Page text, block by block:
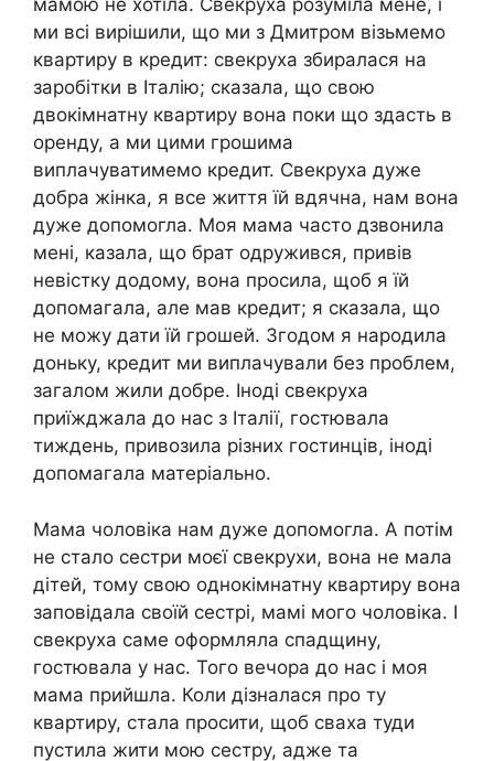
мамою не хотіла. Свекруха розуміла мене, і
ми всі вирішили, що ми з Дмитром візьмемо
квартиру в кредит: свекруха збиралася на
заробітки в Італію; сказала, що свою
двокімнатну квартиру вона поки що здасть в
оренду, а ми цими грошима
виплачуватимемо кредит. Свекруха дуже
добра жінка, я все життя їй вдячна, нам вона
дуже допомогла. Моя мама часто дзвонила
мені, казала, що брат одружився, привів
невістку додому, вона просила, щоб я їй
допомагала, але мав кредит; я сказала, що
не можу дати їй грошей. Згодом я народила
доньку, кредит ми виплачували без проблем,
загалом жили добре. Іноді свекруха
приїжджала до нас з Італії, гостювала
тиждень, привозила різних гостинців, іноді
допомагала матеріально.
Мама чоловіка нам дуже допомогла. А потім
не стало сестри моєї свекрухи, вона не мала
дітей, тому свою однокімнатну квартиру вона
заповідала своїй сестрі, мамі мого чоловіка. І
свекруха саме оформляла спадщину,
гостювала у нас. Того вечора до нас і моя
мама прийшла. Коли дізналася про ту
квартиру, стала просити, щоб сваха туди
пустила жити мою сестру, адже та